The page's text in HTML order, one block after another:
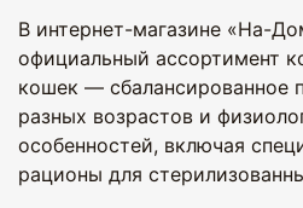
В интернет-магазине «На-
официальный ассортимент
кошек — сбалансированное
разных возрастов и
особенностей, включая
рационы для